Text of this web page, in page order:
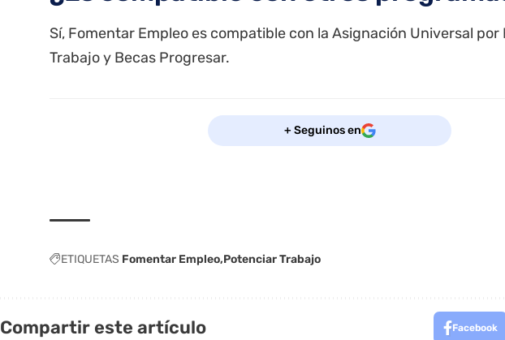
Sí, Fomentar Empleo es compatible con la Asignación Universal por
Trabajoy Becas Progresar.
+ Seguinos en
ETIQUETAS Fomentar Empleo Potenciar Trabajo
Compartir este artículo Facebook